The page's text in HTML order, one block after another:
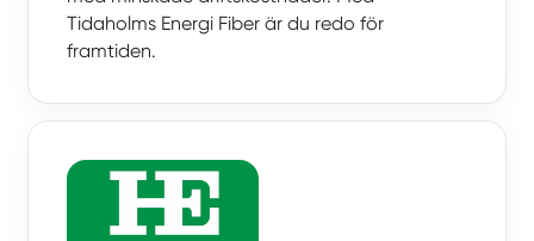
Tidaholms Energi Fiber är du redo för
framtiden.